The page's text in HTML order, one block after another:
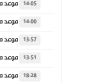
14:05
14:00
13:57
13:51
18:28